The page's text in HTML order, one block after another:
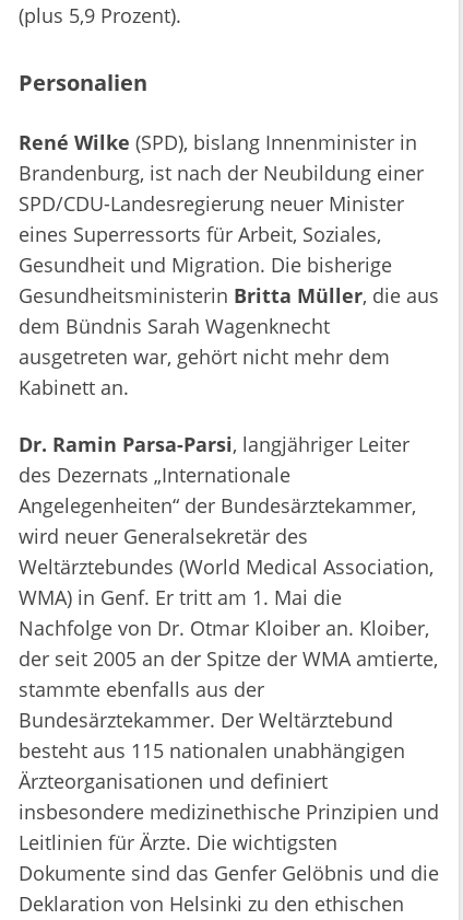
(plus 5,9 Prozent).
Personalien
René Wilke (SPD), bislang Innenminister in
Brandenburg, ist nach der Neubildung einer
SPD/CDU-Landesregierung neuer Minister
eines Superressorts für Arbeit, Soziales,
Gesundheit und Migration. Die bisherige
Gesundheitsministerin Britta Müller, die aus
dem Bündnis Sarah Wagenknecht
ausgetreten war, gehört nicht mehr dem
Kabinett an.
Dr. Ramin Parsa-Parsi, langjähriger Leiter
des Dezernats „Internationale
Angelegenheiten“ der Bundesärztekammer,
wird neuer Generalsekretär des
Weltärztebundes (World Medical Association,
WMA) in Genf. Er tritt am 1. Mai die
Nachfolge von Dr. Otmar Kloiber an. Kloiber,
der seit 2005 an der Spitze der WMA amtierte,
stammte ebenfalls aus der
Bundesärztekammer. Der Weltärztebund
besteht aus 115 nationalen unabhängigen
Ärzteorganisationen und definiert
insbesondere medizinethische Prinzipien und
Leitlinien für Ärzte. Die wichtigsten
Dokumente sind das Genfer Gelöbnis und die
Deklaration von Helsinki zu den ethischen